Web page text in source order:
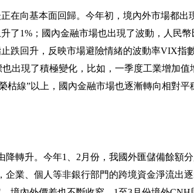
在向基本面回歸。今年初，境內外市場都出
了1%；國內金融市場也出現了波動，人民
跌回升，反映市場避險情緒的波動率VIX指
出現了積極變化，比如，一季度工業增加
枯線”以上，國內金融市場也逐漸轉向相對
降轉升。今年1 2 月份，我國外匯儲備餘額
業、個人等非銀行部門的跨境資金淨流出